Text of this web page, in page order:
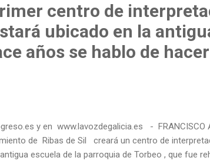
centro de
ubicado en la
años se hablo de
y en www.lavozdegalicia.es - FRANCISCO
de Ribas de Sil creará un centro de
escuela de la parroquia de Torbeo , que fue